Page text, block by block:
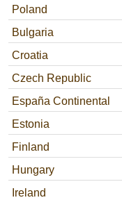
Poland
Bulgaria
Croatia
Czech Republic
España Continental
Estonia
Finland
Hungary
Ireland